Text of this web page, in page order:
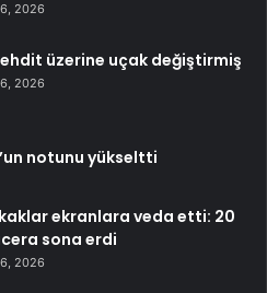
2026
üzerine uçak değiştirmiş
2026
notunu yükseltti
ekranlara veda etti: 20
sona erdi
2026